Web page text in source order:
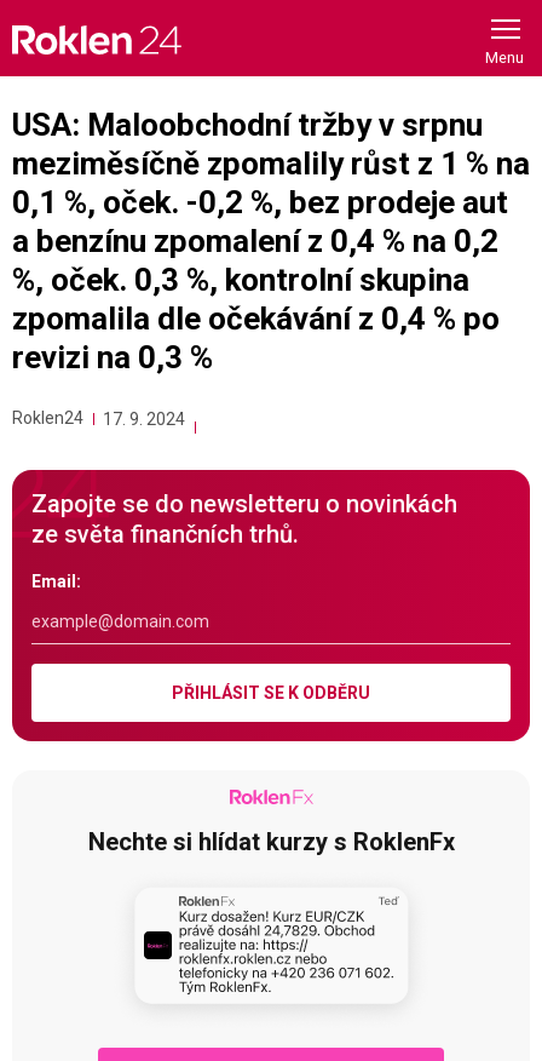
content
USA: Maloobchodní tržby v srpnu
meziměsíčně zpomalily růst z 1 % na
0,1 %, oček. -0,2 %, bez prodeje aut
a benzínu zpomalení z 0,4 % na 0,2
%, oček. 0,3 %, kontrolní skupina
zpomalila dle očekávání z 0,4 % po
revizi na 0,3 %
Roklen24 17. 9. 2024
Zapojte se do newsletteru o novinkách
ze světa finančních trhů.
Email:
PŘIHLÁSIT SE K ODBĚRU
Nechte si hlídat kurzy s RoklenFx